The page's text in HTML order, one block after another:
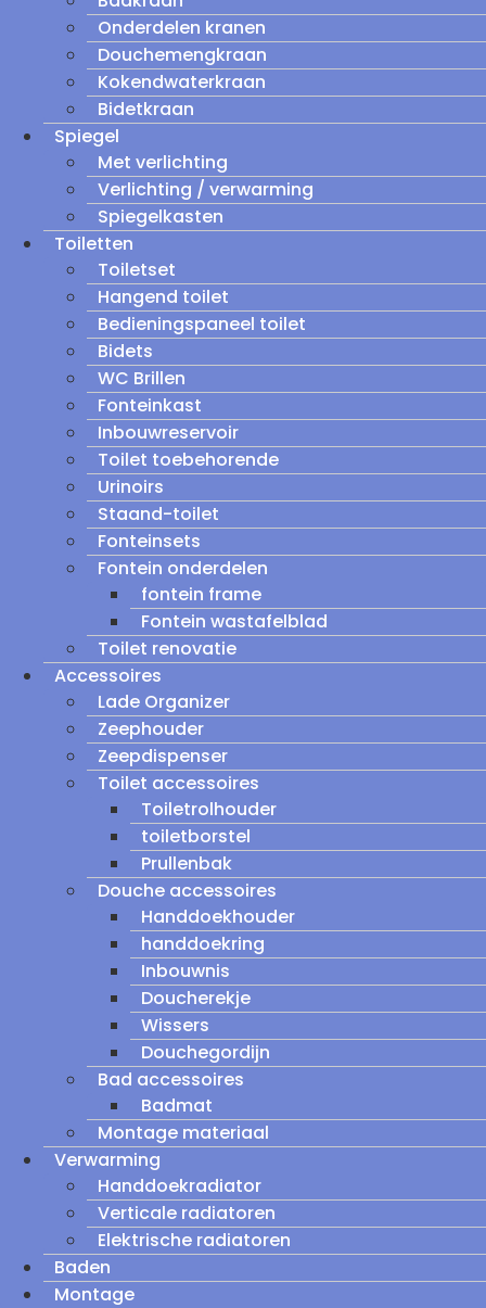
Onderdelen kranen
Douchemengkraan
Kokendwaterkraan
Bidetkraan
Spiegel
Met verlichting
Verlichting / verwarming
Spiegelkasten
Toiletten
Toiletset
Hangend toilet
Bedieningspaneel toilet
Bidets
WC Brillen
Fonteinkast
Inbouwreservoir
Toilet toebehorende
Urinoirs
Staand-toilet
Fonteinsets
Fontein onderdelen
fontein frame
Fontein wastafelblad
Toilet renovatie
Accessoires
Lade Organizer
Zeephouder
Zeepdispenser
Toilet accessoires
Toiletrolhouder
toiletborstel
Prullenbak
Douche accessoires
Handdoekhouder
handdoekring
Inbouwnis
Doucherekje
Wissers
Douchegordijn
Bad accessoires
Badmat
Montage materiaal
Verwarming
Handdoekradiator
Verticale radiatoren
Elektrische radiatoren
Baden
Montage